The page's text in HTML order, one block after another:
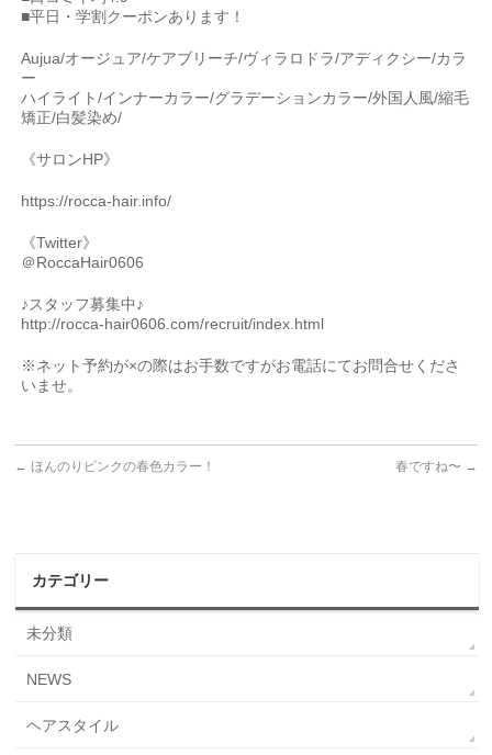
■平日・学割クーポンあります！
Aujua/オージュア/ケアブリーチ/ヴィラロドラ/アディクシー/カラ
ー
ハイライト/インナーカラー/グラデーションカラー/外国人風/縮毛
矯正/白髪染め/
《サロンHP》
https://rocca-hair.info/
《Twitter》
＠RoccaHair0606
♪スタッフ募集中♪
http://rocca-hair0606.com/recruit/index.html
※ネット予約が×の際はお手数ですがお電話にてお問合せくださ
いませ。
← ほんのりピンクの春色カラー！ 春ですね〜 →
カテゴリー
未分類
NEWS
ヘアスタイル